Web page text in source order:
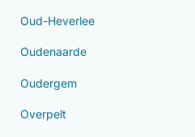
Oud-Heverlee
Oudenaarde
Oudergem
Overpelt